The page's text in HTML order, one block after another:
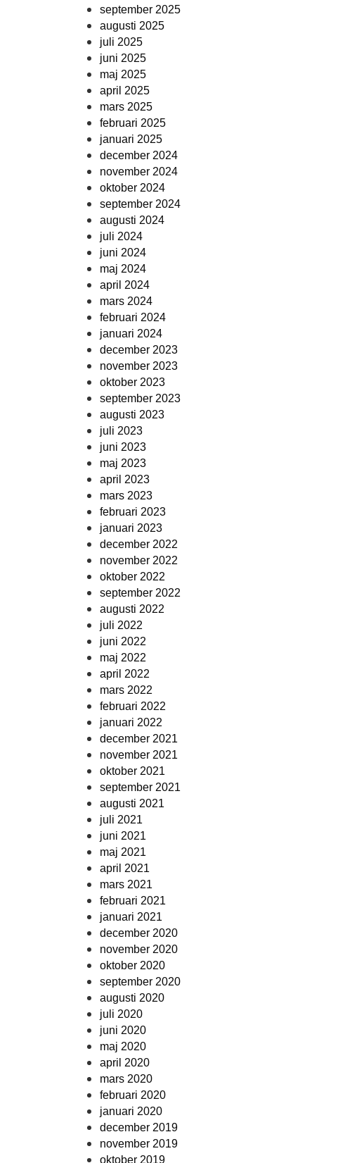
september 2025
augusti 2025
juli 2025
juni 2025
maj 2025
april 2025
mars 2025
februari 2025
januari 2025
december 2024
november 2024
oktober 2024
september 2024
augusti 2024
juli 2024
juni 2024
maj 2024
april 2024
mars 2024
februari 2024
januari 2024
december 2023
november 2023
oktober 2023
september 2023
augusti 2023
juli 2023
juni 2023
maj 2023
april 2023
mars 2023
februari 2023
januari 2023
december 2022
november 2022
oktober 2022
september 2022
augusti 2022
juli 2022
juni 2022
maj 2022
april 2022
mars 2022
februari 2022
januari 2022
december 2021
november 2021
oktober 2021
september 2021
augusti 2021
juli 2021
juni 2021
maj 2021
april 2021
mars 2021
februari 2021
januari 2021
december 2020
november 2020
oktober 2020
september 2020
augusti 2020
juli 2020
juni 2020
maj 2020
april 2020
mars 2020
februari 2020
januari 2020
december 2019
november 2019
oktober 2019